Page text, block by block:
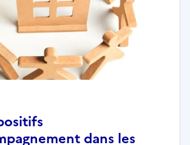
dans les